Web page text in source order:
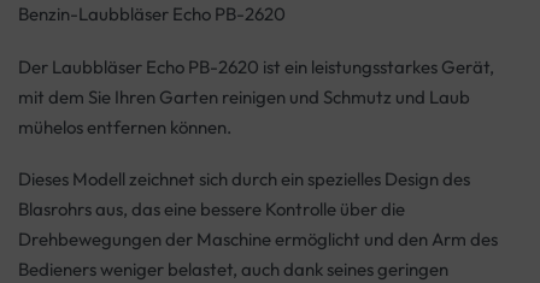
Benzin-Laubbläser Echo PB-2620
Der Laubbläser Echo PB-2620 ist ein leistungsstarkes Gerät,
mit dem Sie Ihren Garten reinigen und Schmutz und Laub
mühelos entfernen können.
Dieses Modell zeichnet sich durch ein spezielles Design des
Blasrohrs aus, das eine bessere Kontrolle über die
Drehbewegungen der Maschine ermöglicht und den Arm des
Bedieners weniger belastet, auch dank seines geringen